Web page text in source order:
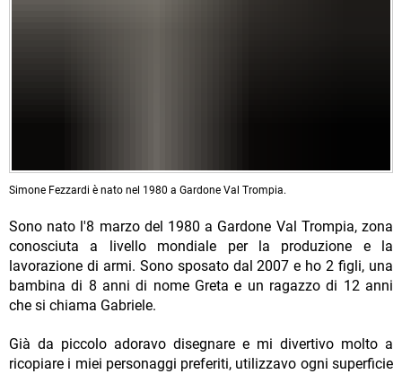
Simone Fezzardi è nato nel 1980 a Gardone Val Trompia.
Sono nato l'8 marzo del 1980 a Gardone Val Trompia, zona
conosciuta a livello mondiale per la produzione e la
lavorazione di armi. Sono sposato dal 2007 e ho 2 figli, una
bambina di 8 anni di nome Greta e un ragazzo di 12 anni
che si chiama Gabriele.
Già da piccolo adoravo disegnare e mi divertivo molto a
ricopiare i miei personaggi preferiti, utilizzavo ogni superficie